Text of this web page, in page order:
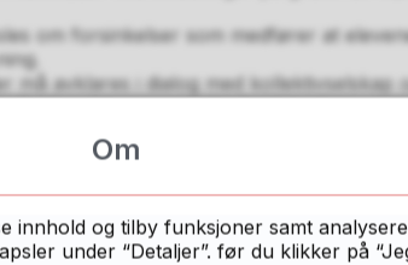
om forsinkelser som medfører at
må avklares i dialog med kollektivselskap
har ansvar for å organisere skoleskyssen
benytte samme skyssmiddel, inkludert
som forsvarlig. Det legges opp til felles
elever fra grunnskolen og elever fra
Om
og tilby funksjoner samt
under “Detaljer”. før du klikker på